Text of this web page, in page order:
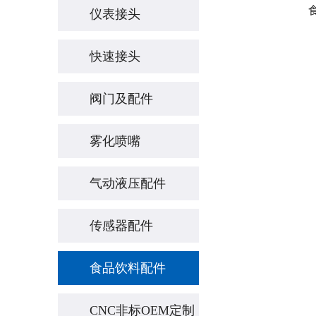
仪表接头
快速接头
阀门及配件
雾化喷嘴
气动液压配件
传感器配件
食品饮料配件
CNC非标OEM定制